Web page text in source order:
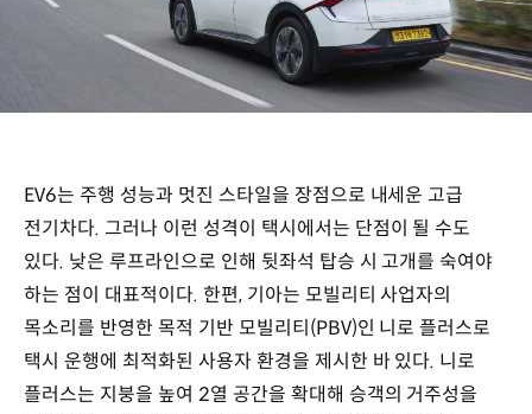
EV6는 주행 성능과 멋진 스타일을 장점으로 내세운 고급
전기차다. 그러나 이런 성격이 택시에서는 단점이 될 수도
있다. 낮은 루프라인으로 인해 뒷좌석 탑승 시 고개를 숙여야
하는 점이 대표적이다. 한편, 기아는 모빌리티 사업자의
목소리를 반영한 목적 기반 모빌리티(PBV)인 니로 플러스로
택시 운행에 최적화된 사용자 환경을 제시한 바 있다. 니로
플러스는 지붕을 높여 2열 공간을 확대해 승객의 거주성을